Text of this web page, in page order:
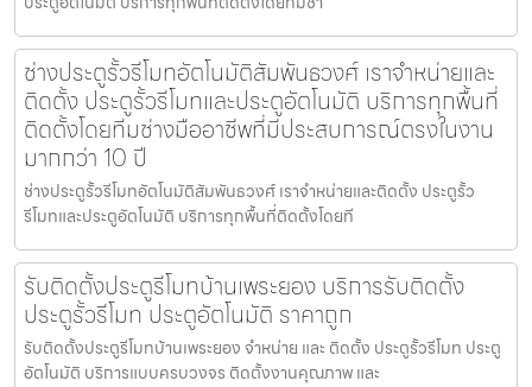
ช่างประตูรั้วรีโมทอัตโนมัติสัมพันธวงศ์ เราจำหน่ายและ
ติดตั้ง ประตูรั้วรีโมทและประตูอัตโนมัติ บริการทุกพื้นที่
ติดตั้งโดยทีมช่างมืออาชีพที่มีประสบการณ์ตรงในงาน
มากกว่า 10 ปี
ช่างประตูรั้วรีโมทอัตโนมัติสัมพันธวงศ์ เราจำหน่ายและติดตั้ง ประตูรั้ว
รีโมทและประตูอัตโนมัติ บริการทุกพื้นที่ติดตั้งโดยที
รับติดตั้งประตูรีโมทบ้านเพระยอง บริการรับติดตั้ง
ประตูรั้วรีโมท ประตูอัตโนมัติ ราคาถูก
รับติดตั้งประตูรีโมทบ้านเพระยอง จำหน่าย และ ติดตั้ง ประตูรั้วรีโมท ประตู
อัตโนมัติ บริการแบบครบวงจร ติดตั้งงานคุณภาพ และ